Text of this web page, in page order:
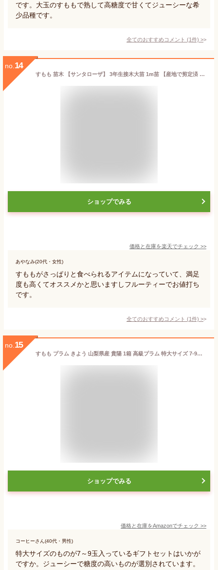
です。大玉のすももで熟して高糖度で甘くてジューシーな希
少品種です。
全てのおすすめコメント (1件) >
no. 14
すもも 苗木 【サンタローザ】 3年生接木大苗 1m苗 【産地で剪定済 1.0m苗】 【予約販売】10〜11月頃入荷予定
ショップでみる
価格と在庫を楽天でチェック >>
あやなみ(20代・女性)
すももがさっぱりと食べられるアイテムになっていて、満足
度も高くてオススメかと思いますしフルーティーでお値打ち
です。
全てのおすすめコメント (1件) >
no. 15
すもも プラム きよう 山梨県産 貴陽 1箱 高級プラム 特大サイズ 7-9玉入 化粧箱入り 甘くてジューシー
ショップでみる
価格と在庫をAmazonでチェック >>
コーヒーさん(40代・男性)
特大サイズのものが7～9玉入っているギフトセットはいかが
ですか。ジューシーで糖度の高いものが選別されています。